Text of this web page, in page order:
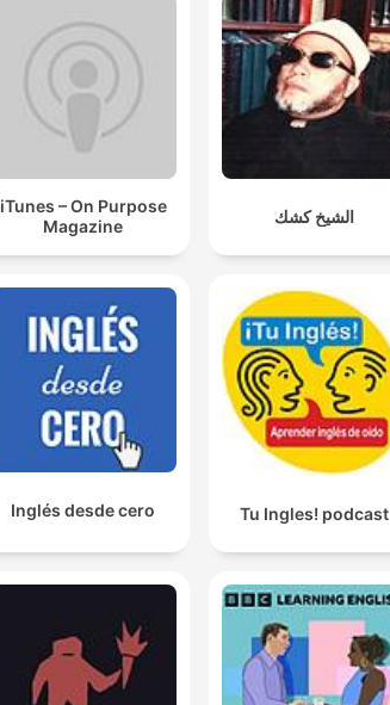
iTunes – On Purpose
Magazine
الشيخ كشك
Inglés desde cero Tu Ingles! podcast